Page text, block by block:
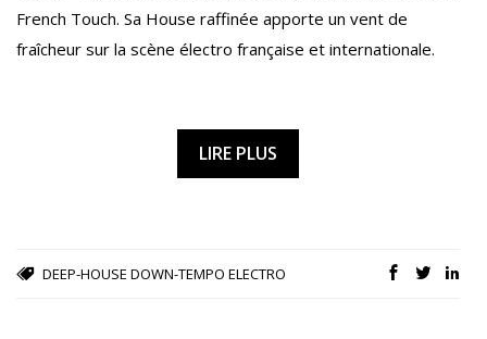
French Touch. Sa House raffinée apporte un vent de
fraîcheur sur la scène électro française et internationale.
LIRE PLUS
DEEP-HOUSE DOWN-TEMPO ELECTRO